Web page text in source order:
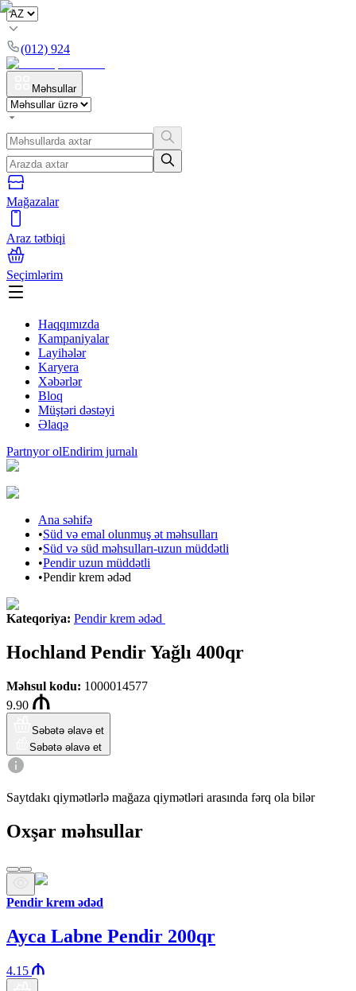
(012) 924
Məhsullar
Mağazalar
Araz tətbiqi
Seçimlərim
Haqqımızda
Kampaniyalar
Layihələr
Karyera
Xəbərlər
Bloq
Müştəri dəstəyi
Əlaqə
Partnyor olEndirim jurnalı
Ana səhifə
•Süd və emal olunmuş ət məhsulları
•Süd və süd məhsulları-uzun müddətli
•Pendir uzun müddətli
•Pendir krem ədəd
Kateqoriya: Pendir krem ədəd
Hochland Pendir Yağlı 400qr
Məhsul kodu: 1000014577
9.90
Səbətə əlavə et
Səbətə əlavə et
Saytdakı qiymətlərlə mağaza qiymətləri arasında fərq ola bilər
Oxşar məhsullar
Pendir krem ədəd
Ayca Labne Pendir 200qr
4.15